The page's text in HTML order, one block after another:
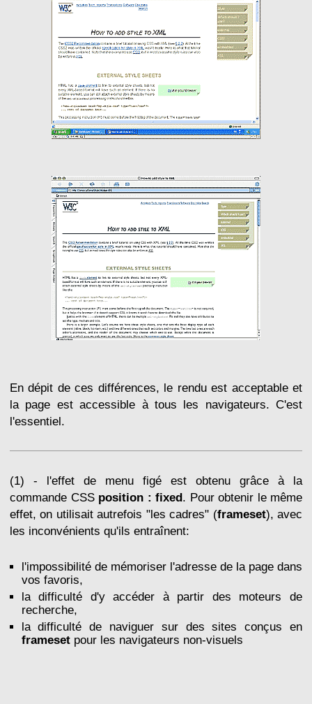
En dépit de ces différences, le rendu est acceptable et
la page est accessible à tous les navigateurs. C'est
l'essentiel.
(1) - l'effet de menu figé est obtenu grâce à la
commande CSS position : fixed. Pour obtenir le même
effet, on utilisait autrefois "les cadres" (frameset), avec
les inconvénients qu'ils entraînent:
l'impossibilité de mémoriser l'adresse de la page dans
vos favoris,
la difficulté d'y accéder à partir des moteurs de
recherche,
la difficulté de naviguer sur des sites conçus en
framesetpour les navigateurs non-visuels